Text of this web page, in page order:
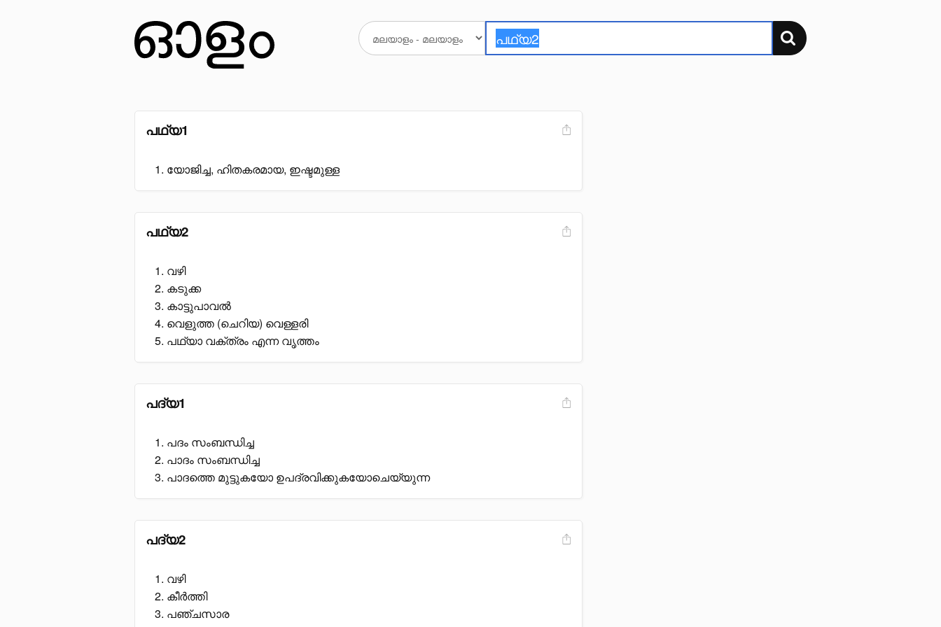
പഥ്യ1
യോജിച്ച, ഹിതകരമായ, ഇഷ്ടമുള്ള
പഥ്യ2
വഴി
കടുക്ക
കാട്ടുപാവൽ
വെളുത്ത (ചെറിയ) വെള്ളരി
പഥ്യാ വക്ത്രം എന്ന വൃത്തം
പദ്യ1
പദം സംബന്ധിച്ച
പാദം സംബന്ധിച്ച
പാദത്തെ മുട്ടുകയോ ഉപദ്രവിക്കുകയോചെയ്യുന്ന
പദ്യ2
വഴി
കീർത്തി
പഞ്ചസാര